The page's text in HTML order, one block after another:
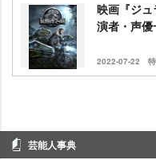
映画『ジ
演者・声優
2022-07-22
芸能人事典